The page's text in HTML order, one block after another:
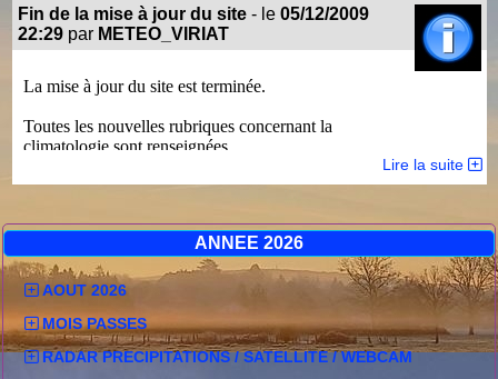
ANNEE 2026
AOUT 2026
MOIS PASSES
RADAR PRECIPITATIONS / SATELLITE / WEBCAM
Fin de la mise à jour du site - le 05/12/2009
22:29par METEO_VIRIAT
La mise à jour du site est terminée.
Toutes les nouvelles rubriques concernant la
climatologie sont renseignées.
chaque mois depuis 2002 tant au niveau des
Ces nouvelles rubriques seront tenues à jour
mensuellement.
Lire la suite